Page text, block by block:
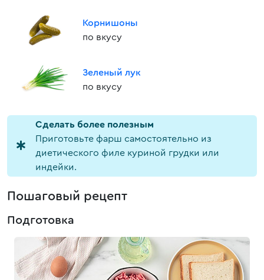
Корнишоны
по вкусу
Зеленый лук
по вкусу
Cделать более полезным
Приготовьте фарш самостоятельно из
диетического филе куриной грудки или
индейки.
Пошаговый рецепт
Подготовка